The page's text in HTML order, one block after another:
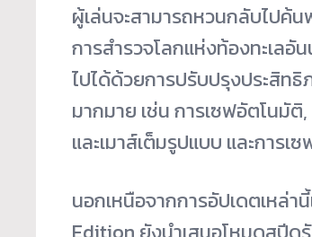
ผู้เล่นจะสามารถหวนกลับไป
การสำรวจโลกแห่งท้องทะเลอั
ไปได้ด้วยการปรับปรุงประสิท
มากมาย เช่น การเซฟอัตโนมั
และเมาส์เต็มรูปแบบ และการ
นอกเหนือจากการอัปเดตเหล่